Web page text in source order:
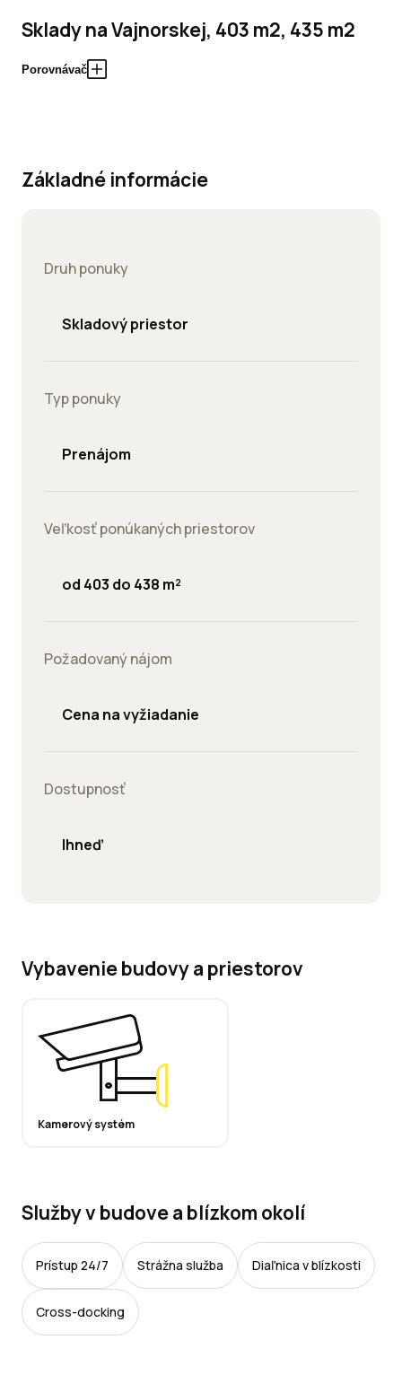
Sklady na Vajnorskej, 403 m2, 435 m2
Porovnávač
Základné informácie
Druh ponuky
Skladový priestor
Typ ponuky
Prenájom
Veľkosť ponúkaných priestorov
od 403 do 438 m²
Požadovaný nájom
Cena na vyžiadanie
Dostupnosť
Ihneď
Vybavenie budovy a priestorov
Kamerový systém
Služby v budove a blízkom okolí
Prístup 24/7 Strážna služba Diaľnica v blízkosti
Cross-docking